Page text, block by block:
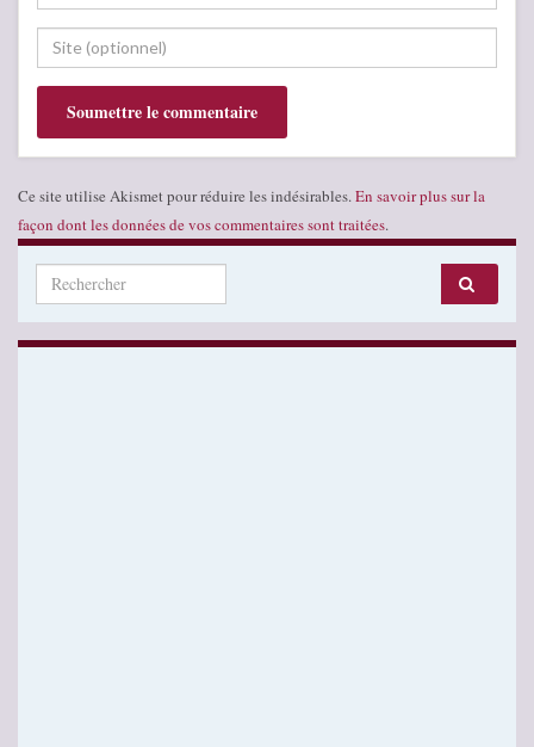
Ce site utilise Akismet pour réduire les indésirables. En savoir plus sur la
façon dont les données de vos commentaires sont traitées.
Search for: